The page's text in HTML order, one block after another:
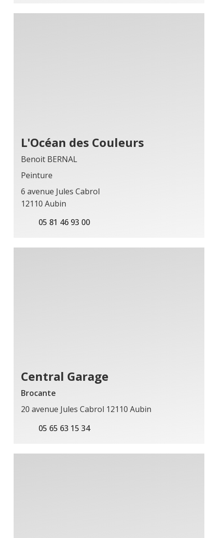
L'Océan des Couleurs
Benoit BERNAL
Peinture
6 avenue Jules Cabrol
12110 Aubin
05 81 46 93 00
Central Garage
Brocante
20 avenue Jules Cabrol 12110 Aubin
05 65 63 15 34